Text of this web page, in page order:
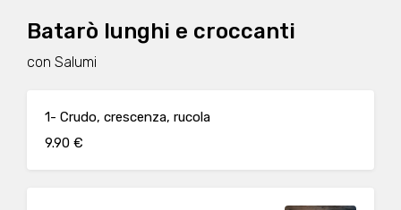
Batarò lunghi e croccanti
con Salumi
1- Crudo, crescenza, rucola
9.90 €